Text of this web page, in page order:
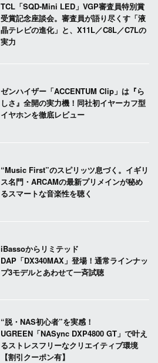
TCL「SQD-Mini LED」VGP審査員特別賞
受賞記念座談会。審査員が語り尽くす「液
晶テレビの進化」と、X11L／C8L／C7Lの
実力
ゼンハイザー「ACCENTUM Clip」は『ら
しさ』全開の実力機！同社初イヤーカフ型
イヤホンを徹底レビュー
“Music First”のスピリッツ息づく。イギリ
ス名門・ARCAMの最新プリメインが秘め
るスマートな音楽性を聴く
iBassoからリミテッド
DAP「DX340MAX」登場！通常ラインナッ
プ3モデルとあわせて一斉試聴
“脱・NAS初心者”を実感！
UGREEN「NASync DXP4800 GT」で叶え
るストレスフリーなクリエイティブ環境
【割引クーポン有】